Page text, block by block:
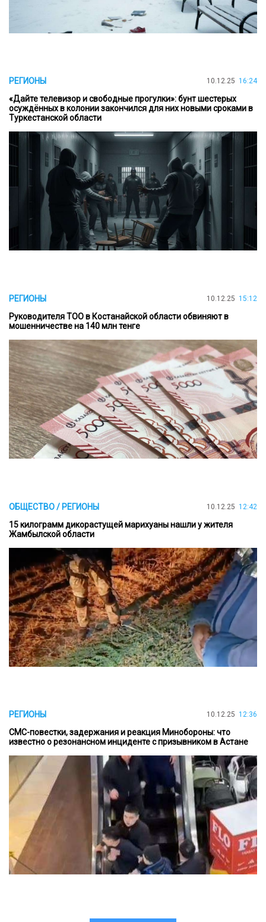
РЕГИОНЫ 10.12.25 16:24
«Дайте телевизор и свободные прогулки»: бунт шестерых
осуждённых в колонии закончился для них новыми сроками в
Туркестанской области
РЕГИОНЫ 10.12.25 15:12
Руководителя ТОО в Костанайской области обвиняют в
мошенничестве на 140 млн тенге
ОБЩЕСТВО / РЕГИОНЫ 10.12.25 12:42
15 килограмм дикорастущей марихуаны нашли у жителя
Жамбылской области
РЕГИОНЫ 10.12.25 12:36
СМС-повестки, задержания и реакция Минобороны: что
известно о резонансном инциденте с призывником в Астане